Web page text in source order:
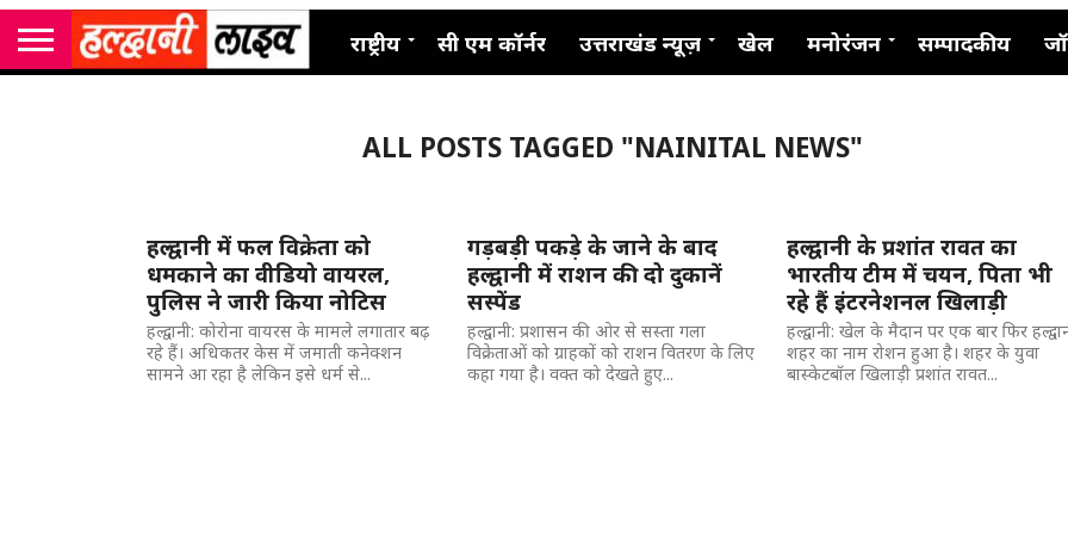
राष्ट्रीय सी एम कॉर्नर उत्तराखंड न्यूज़ खेल मनोरंजन सम्पादकीय
ALL POSTS TAGGED "NAINITAL NEWS"
हल्द्वानी में फल विक्रेता को
धमकाने का वीडियो वायरल,
पुलिस ने जारी किया नोटिस
हल्द्वानी: कोरोना वायरस के मामले लगातार बढ़
रहे हैं। अधिकतर केस में जमाती कनेक्शन
सामने आ रहा है लेकिन इसे धर्म से...
गड़बड़ी पकड़े के जाने के बाद
हल्द्वानी में राशन की दो दुकानें
सस्पेंड
हल्द्वानी: प्रशासन की ओर से सस्ता गला
विक्रेताओं को ग्राहकों को राशन वितरण के लिए
कहा गया है। वक्त को देखते हुए...
हल्द्वानी के प्रशांत रावत का
भारतीय टीम में चयन, पिता भी
रहे हैं इंटरनेशनल खिलाड़ी
हल्द्वानी: खेल के मैदान पर एक बार फिर
शहर का नाम रोशन हुआ है। शहर के युवा
बास्केटबॉल खिलाड़ी प्रशांत रावत...